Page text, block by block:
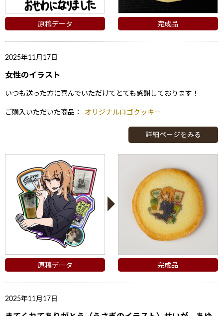
原稿データ 完成品
2025年11月17日
女性のイラスト
いつも送った方に喜んでいただけてとても感謝しております！
ご購入いただいた商品： オリジナルロゴクッキー
詳細ページをみる
原稿データ 完成品
2025年11月17日